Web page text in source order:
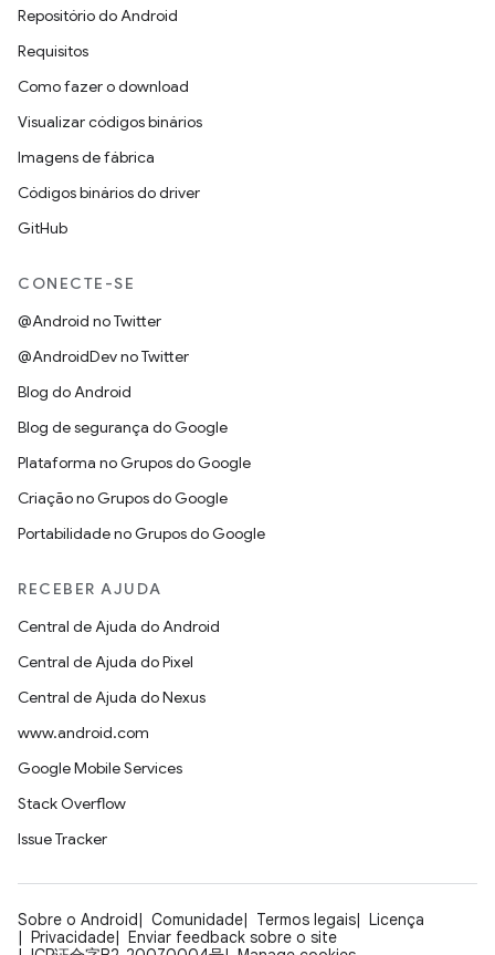
Repositório do Android
Requisitos
Como fazer o download
Visualizar códigos binários
Imagens de fábrica
Códigos binários do driver
GitHub
CONECTE-SE
@Android no Twitter
@AndroidDev no Twitter
Blog do Android
Blog de segurança do Google
Plataforma no Grupos do Google
Criação no Grupos do Google
Portabilidade no Grupos do Google
RECEBER AJUDA
Central de Ajuda do Android
Central de Ajuda do Pixel
Central de Ajuda do Nexus
www.android.com
Google Mobile Services
Stack Overflow
Issue Tracker
Sobre o Android Comunidade Termos legais
Licença
Privacidade
Enviar feedback sobre o site